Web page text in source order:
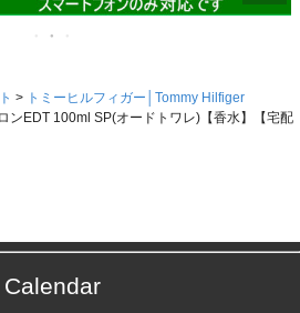
ト
トミーヒルフィガー│Tommy Hilfiger
ンEDT 100ml SP(オードトワレ)【香水】【宅配
Calendar